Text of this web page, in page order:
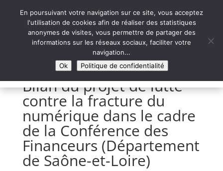
Syntaxe Erreur 2.0
LE NUMÉRIQUE SOLIDAIRE
Bilan du projet de lutte
contre la fracture du
numérique dans le cadre
de la Conférence des
Financeurs (Département
de Saône-et-Loire)
En poursuivant votre navigation sur ce site, vous acceptez
l'utilisation de cookies afin de réaliser des statistiques
anonymes de visites, vous permettre de partager des
informations sur les réseaux sociaux, faciliter votre
navigation...
Ok
Politique de confidentialité